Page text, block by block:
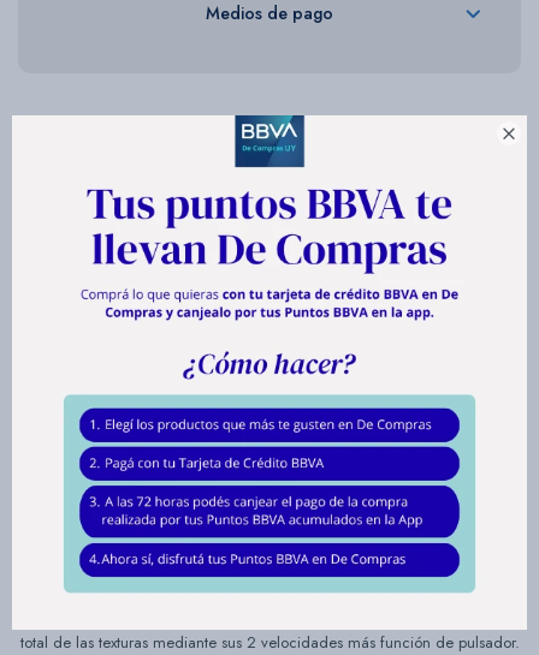

Medios de pago
Descripción
Multiprocesadora Daewoo 3 en 1 –
Licuadora, Procesadora y Exprimidor
Daewoo, la herramienta definitiva para quienes buscan versatilidad total
en un solo dispositivo. Gracias a su potente motor de 800W, este equipo
te permite procesar, licuar, exprimir, emulsionar y hasta amasar con una
eficiencia excepcional, garantizando resultados perfectos en cada receta.
Con una capacidad de 1.5 litros tanto en su jarra licuadora como en el
vaso procesador, es la opción ideal para preparar batidos, salsas, masas y
jugos frescos para toda la familia sin complicaciones.
Diseñada para hogares contemporáneos que valoran el diseño y la
total de las texturas mediante sus 2 velocidades más función de pulsador.